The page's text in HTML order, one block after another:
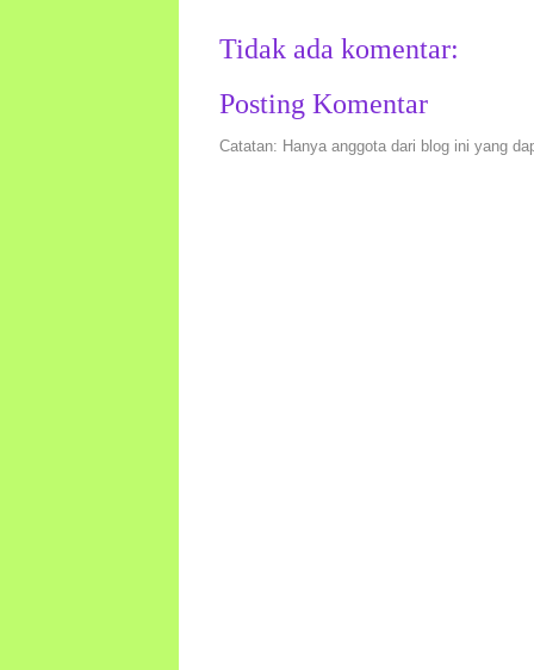
Tidak ada komentar:
Posting Komentar
Catatan: Hanya anggota dari blog ini yang